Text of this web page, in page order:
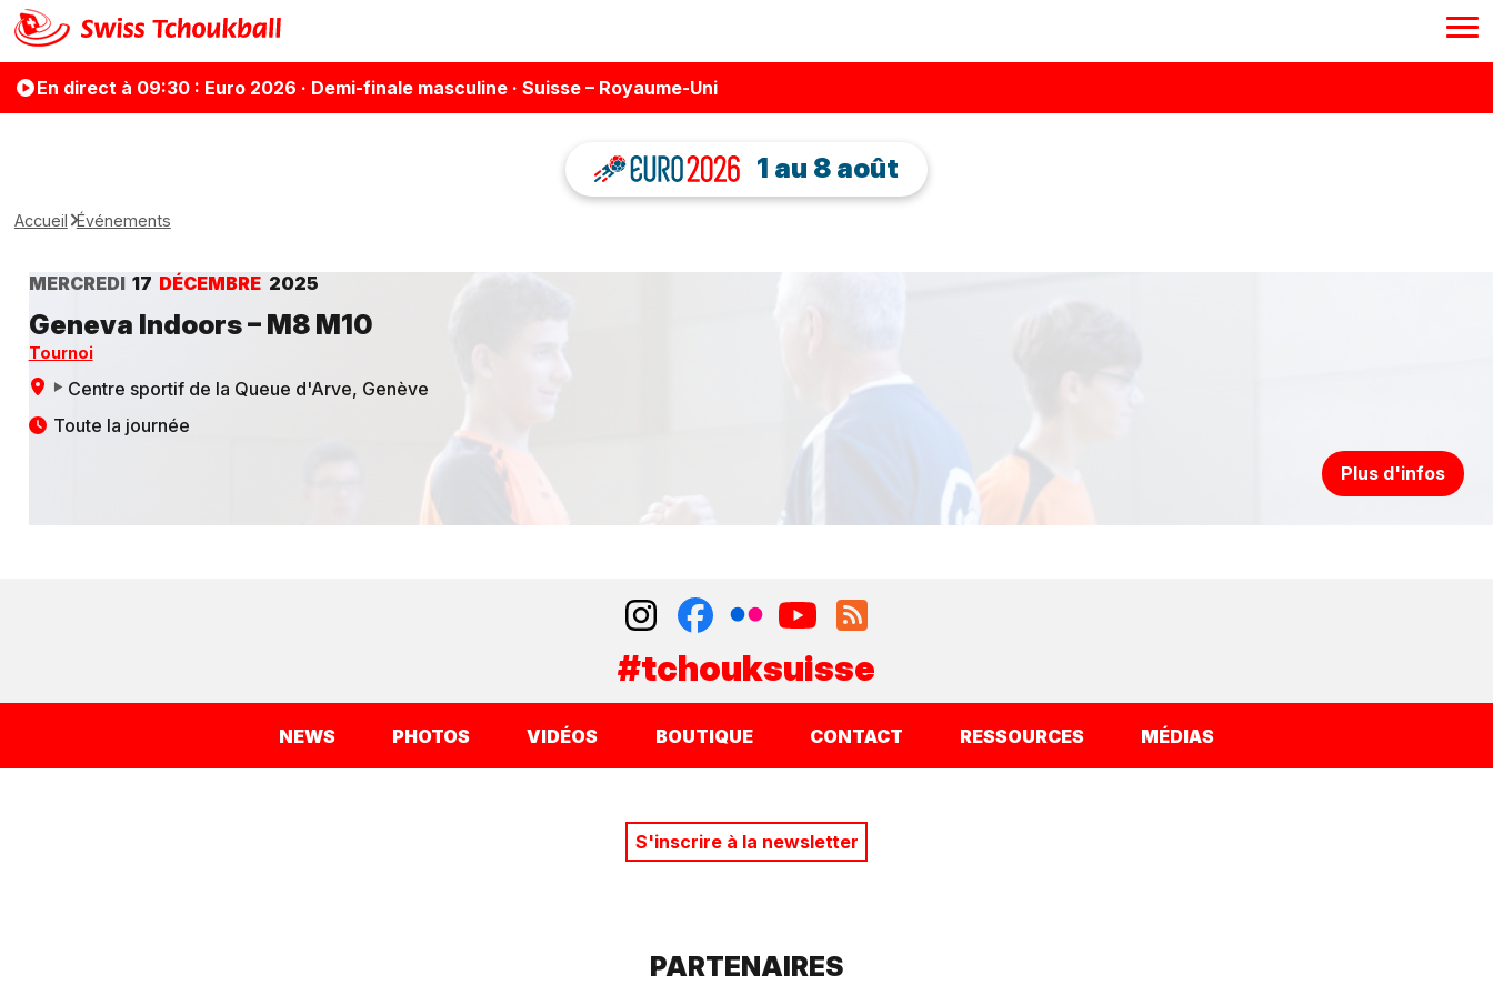
En direct à 09:30: Euro 2026 · Demi-finale masculine · Suisse – Royaume-Uni
1 au 8 août
Accueil Événements
MERCREDI 17 DÉCEMBRE 2025
Geneva Indoors – M8 M10
Tournoi
Centre sportif de la Queue d'Arve, Genève
Toute la journée
Plus d'infos
#tchouksuisse
NEWS PHOTOS VIDÉOS BOUTIQUE CONTACT RESSOURCES MÉDIAS
S'inscrire à la newsletter
PARTENAIRES